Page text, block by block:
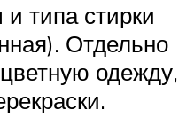
типа стирки
Отдельно
одежду,